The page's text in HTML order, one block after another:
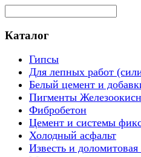
Каталог
Гипсы
Для лепных работ
Белый цемент и
Пигменты
Фибробетон
Цемент и системы
Холодный асфальт
Известь и